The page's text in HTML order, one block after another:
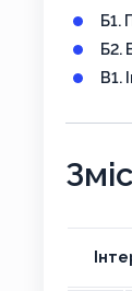
Б1.
Б2.
В1.